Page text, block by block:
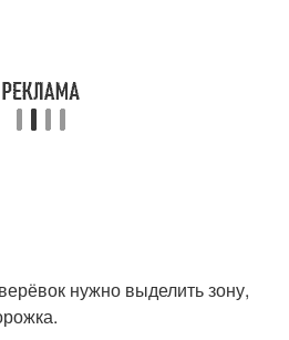
нужно выделить зону,